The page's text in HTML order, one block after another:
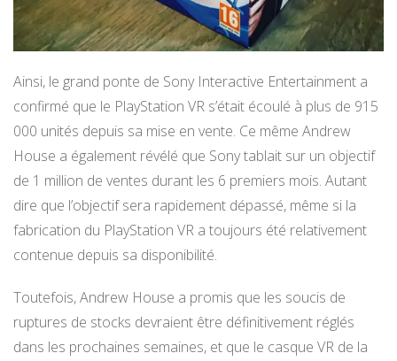
Ainsi, le grand ponte de Sony Interactive Entertainment a
confirmé que le PlayStation VR s’était écoulé à plus de 915
000 unités depuis sa mise en vente. Ce même Andrew
House a également révélé que Sony tablait sur un objectif
de 1 million de ventes durant les 6 premiers mois. Autant
dire que l’objectif sera rapidement dépassé, même si la
fabrication du PlayStation VR a toujours été relativement
contenue depuis sa disponibilité.
Toutefois, Andrew House a promis que les soucis de
ruptures de stocks devraient être définitivement réglés
dans les prochaines semaines, et que le casque VR de la